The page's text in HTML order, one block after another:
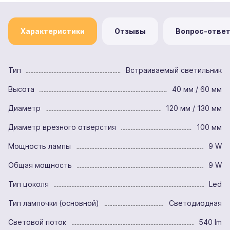
Характеристики Отзывы Вопрос-ответ
Тип Встраиваемый светильник
Высота 40 мм / 60 мм
Диаметр 120 мм / 130 мм
Диаметр врезного отверстия 100 мм
Мощность лампы 9 W
Общая мощность 9 W
Тип цоколя Led
Тип лампочки (основной) Светодиодная
Световой поток 540 lm